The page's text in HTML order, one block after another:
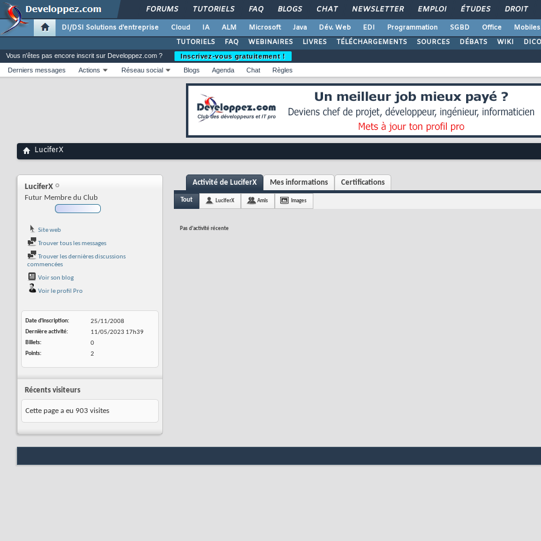
FORUMS TUTORIELS FAQ BLOGS CHAT NEWSLETTER EMPLOI ÉTUDES DROIT
DI/DSI Solutions d'entreprise Cloud IA ALM Microsoft Java Dév. Web EDI Programmation SGBD Office Mobiles
TUTORIELS
FAQ WEBINAIRES LIVRES TÉLÉCHARGEMENTS SOURCES DÉBATS WIKI DICO
Vous n'êtes pas encore inscrit sur Developpez.com ?
Inscrivez-vous gratuitement !
Derniers messages
Actions Réseau social Blogs Agenda Chat Règles
LuciferX
LuciferX
Futur Membre du Club
Site web
Trouver tous les messages
Trouver les dernières discussions
commencées
Voir son blog
Voir le profil Pro
Date d'inscription
25/11/2008
Dernière activité
11/05/2023 17h39
Billets
0
Points
2
Récents visiteurs
Cette page a eu 903 visites
Activité de LuciferX Mes informations Certifications
Tout LuciferX Amis Images
Pas d'activité récente